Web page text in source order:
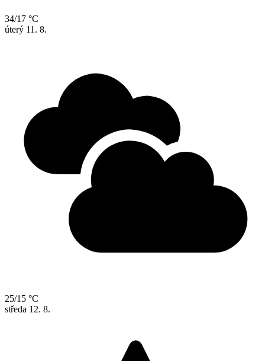
34/17 °C
úterý 11. 8.
25/15 °C
středa 12. 8.